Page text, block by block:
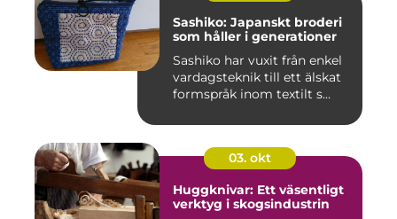
Sashiko: Japanskt broderi
som håller i generationer
Sashiko har vuxit från enkel
vardagsteknik till ett älskat
formspråk inom textilt s...
03. okt
Huggknivar: Ett väsentligt
verktyg i skogsindustrin